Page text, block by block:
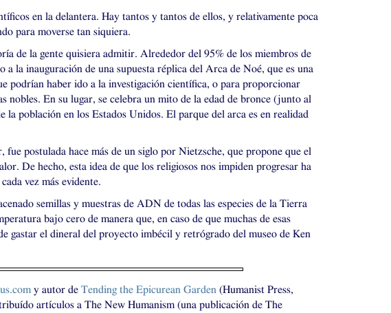
en la delantera. Hay tantos y tantos de ellos, y relativamente poca
para moverse tan siquiera.
de la gente quisiera admitir. Alrededor del 95% de los miembros de
la inauguración de una supuesta réplica del Arca de Noé, que es una
podrían haber ido a la investigación científica, o para proporcionar
nobles. En su lugar, se celebra un mito de la edad de bronce (junto al
población en los Estados Unidos. El parque del arca es en realidad
postulada hace más de un siglo por Nietzsche, que propone que el
De hecho, esta idea de que los religiosos nos impiden progresar ha
vez más evidente.
semillas y muestras de ADN de todas las especies de la Tierra
bajo cero de manera que, en caso de que muchas de esas
gastar el dineral del proyecto imbécil y retrógrado del museo de Ken
y autor de Tending the Epicurean Garden (Humanist Press,
artículos a The New Humanism (una publicación de The